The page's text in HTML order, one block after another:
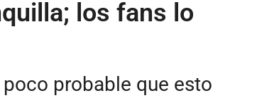
los fans lo
probable que esto